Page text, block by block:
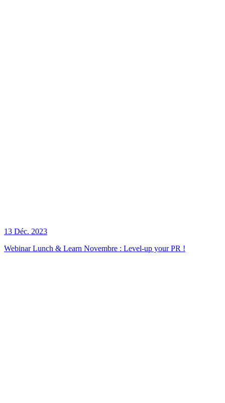
13 Déc. 2023
Webinar Lunch & Learn Novembre : Level-up your PR !